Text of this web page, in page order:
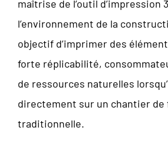
maîtrise de l’outil d’impression
l’environnement de la
objectif d’imprimer des
forte réplicabilité,
de ressources naturelles
directement sur un chantier de
traditionnelle.